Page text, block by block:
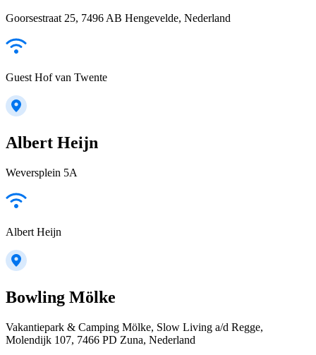
Goorsestraat 25, 7496 AB Hengevelde, Nederland
Guest Hof van Twente
Albert Heijn
Weversplein 5A
Albert Heijn
Bowling Mölke
Vakantiepark & Camping Mölke, Slow Living a/d Regge,
Molendijk 107, 7466 PD Zuna, Nederland